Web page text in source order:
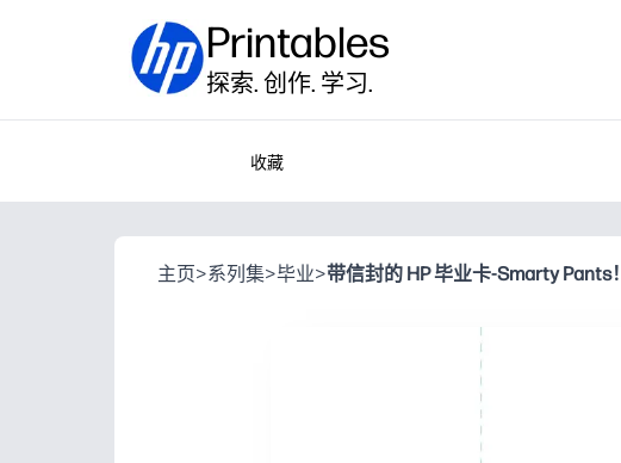
Printables
探索. 创作. 学习.
收藏
主页>系列集>毕业>带信封的 HP 毕业卡-Smarty Pants！